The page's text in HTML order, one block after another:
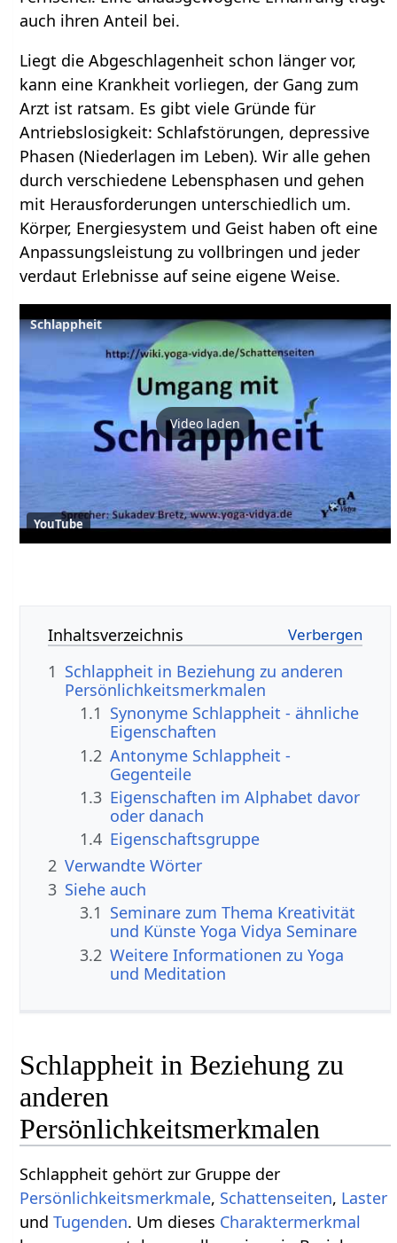
auch ihren Anteil bei.
Liegt die Abgeschlagenheit schon länger vor,
kann eine Krankheit vorliegen, der Gang zum
Arzt ist ratsam. Es gibt viele Gründe für
Antriebslosigkeit: Schlafstörungen, depressive
Phasen (Niederlagen im Leben). Wir alle gehen
durch verschiedene Lebensphasen und gehen
mit Herausforderungen unterschiedlich um.
Körper, Energiesystem und Geist haben oft eine
Anpassungsleistung zu vollbringen und jeder
verdaut Erlebnisse auf seine eigene Weise.
Schlappheit
Video laden
YouTube
Inhaltsverzeichnis
1 Schlappheit in Beziehung zu anderen
Persönlichkeitsmerkmalen
1.1 Synonyme Schlappheit - ähnliche
Eigenschaften
1.2 Antonyme Schlappheit -
Gegenteile
1.3 Eigenschaften im Alphabet davor
oder danach
1.4 Eigenschaftsgruppe
2 Verwandte Wörter
3 Siehe auch
3.1 Seminare zum Thema Kreativität
und Künste Yoga Vidya Seminare
3.2 Weitere Informationen zu Yoga
und Meditation
Schlappheit in Beziehung zu
anderen
Persönlichkeitsmerkmalen
Schlappheit gehört zur Gruppe der
Persönlichkeitsmerkmale, Schattenseiten, Laster
undTugenden. Um dieses Charaktermerkmal